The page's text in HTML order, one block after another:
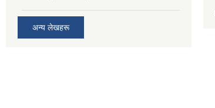
अन्य लेखहरू